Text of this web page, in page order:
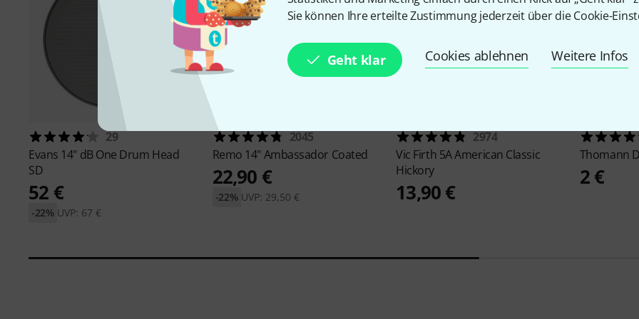
Sie können Ihre erteilte Zustimmung jederzeit über die Cookie-
Geht klar Cookies ablehnen Weitere Infos
29
Evans 14" dB One Drum Head
SD
52 €
UVP: 67 €
-22%
2045
Remo 14" Ambassador Coated
22,90 €
UVP: 29,50 €
-22%
2974
Vic Firth 5A American Classic
Hickory
13,90 €
Thomann
2 €